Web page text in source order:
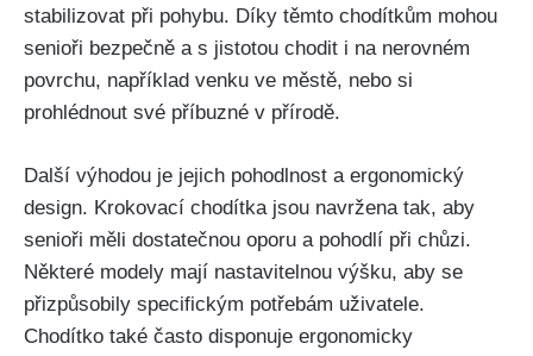
stabilizovat při pohybu. Díky těmto chodítkům mohou
senioři bezpečně a s jistotou chodit i na nerovném
povrchu, například venku ve městě, nebo si
prohlédnout své příbuzné v přírodě.
Další výhodou je jejich pohodlnost a ergonomický
design. Krokovací chodítka jsou navržena tak, aby
senioři měli dostatečnou oporu a pohodlí při chůzi.
Některé modely mají nastavitelnou výšku, aby se
přizpůsobily specifickým potřebám uživatele.
Chodítko také často disponuje ergonomicky